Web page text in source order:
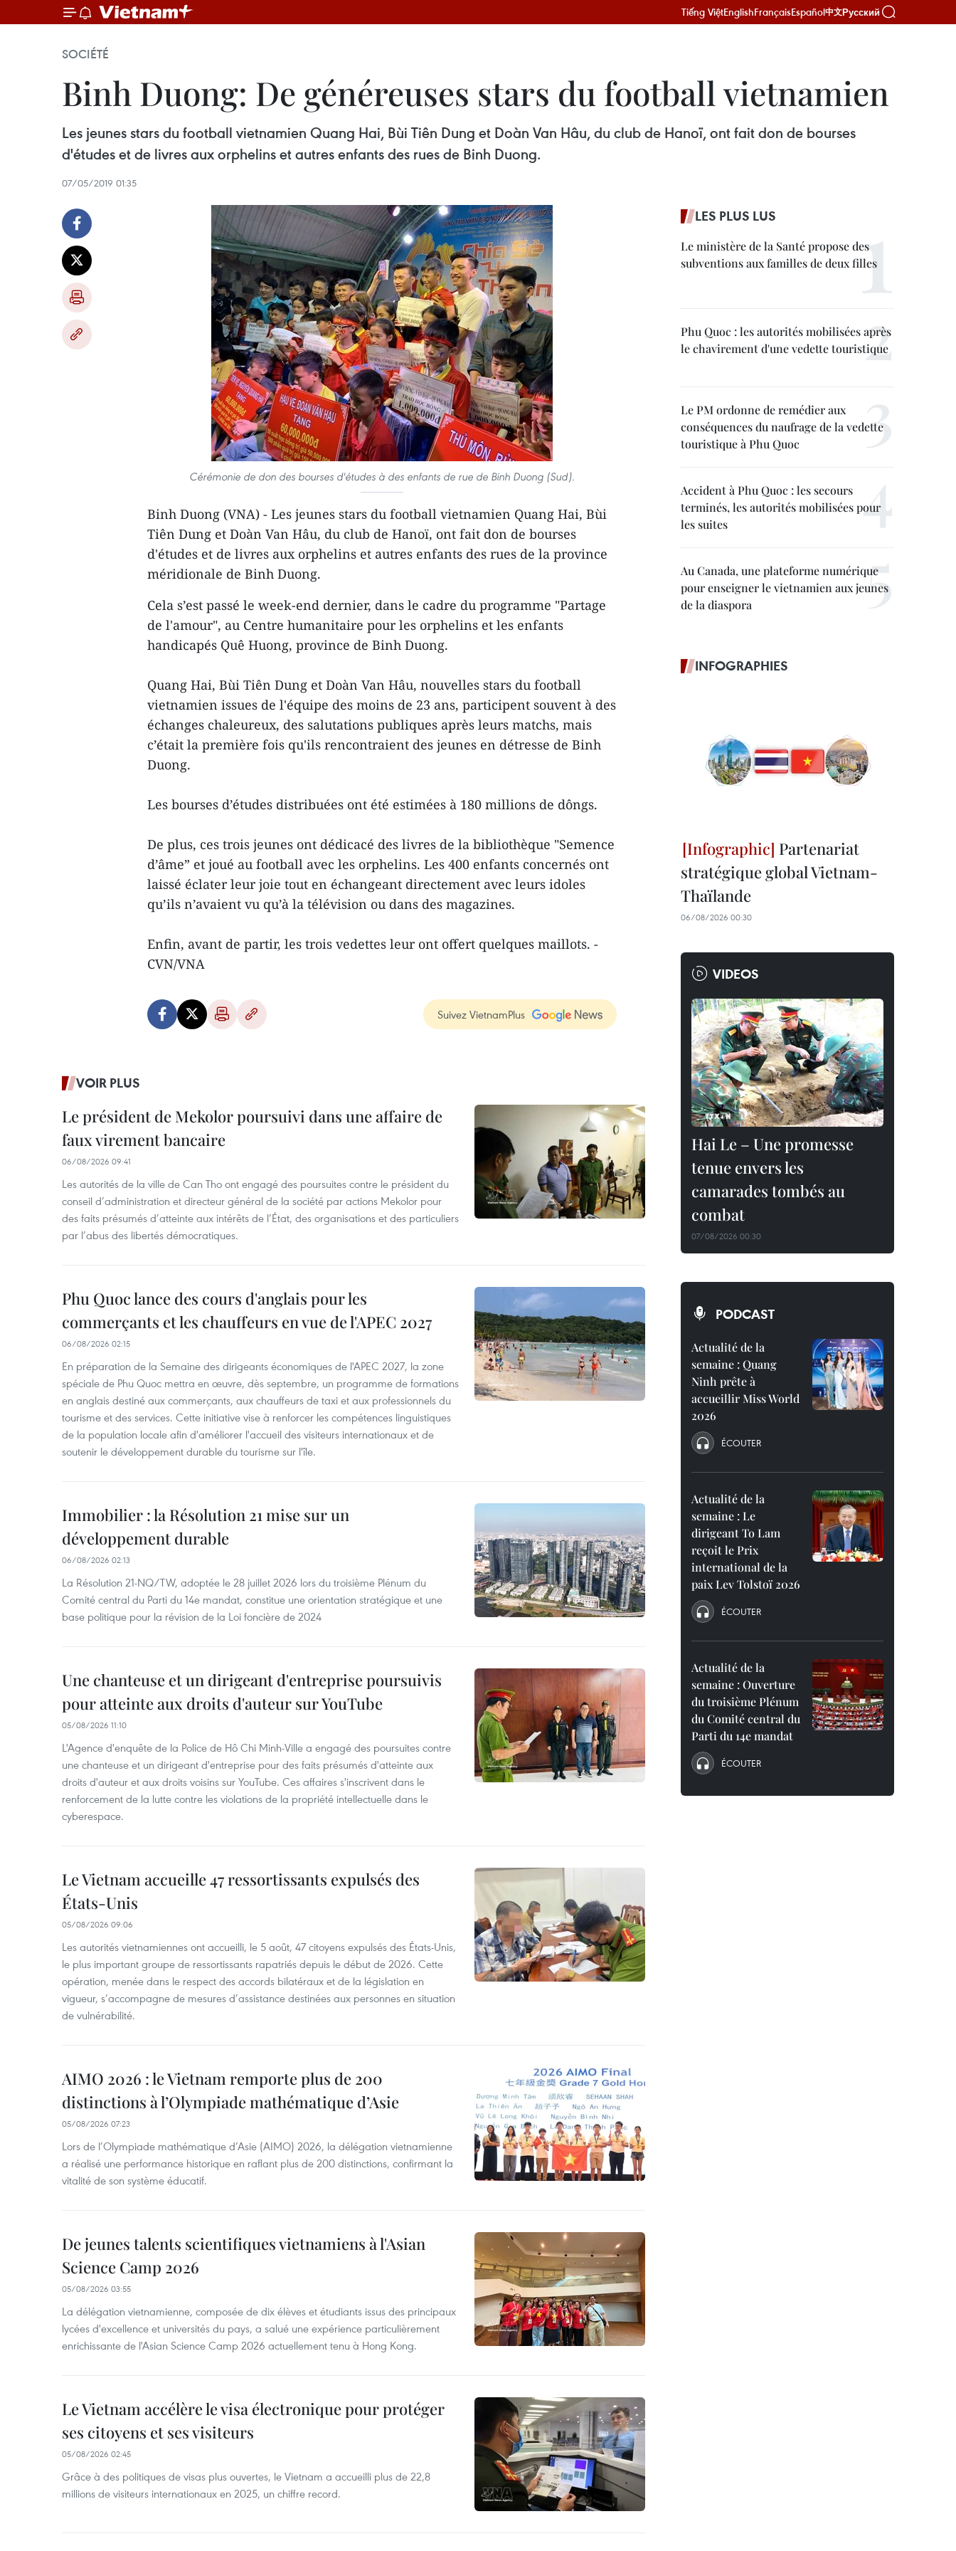
Tiếng ViệtEnglishFrançaisEspañol中文Русский
SOCIÉTÉ
Binh Duong: De généreuses stars du football vietnamien
Les jeunes stars du football vietnamien Quang Hai, Bùi Tiên Dung et Doàn Van Hâu, du club de Hanoï, ont fait don de bourses
d'études et de livres aux orphelins et autres enfants des rues de Binh Duong.
07/05/2019 01:35
Cérémonie de don des bourses d'études à des enfants de rue de Binh Duong (Sud).
Binh Duong (VNA) - Les jeunes stars du football vietnamien Quang Hai, Bùi
Tiên Dung et Doàn Van Hâu, du club de Hanoï, ont fait don de bourses
d'études et de livres aux orphelins et autres enfants des rues de la province
méridionale de Binh Duong.
Cela s’est passé le week-end dernier, dans le cadre du programme "Partage
de l'amour", au Centre humanitaire pour les orphelins et les enfants
handicapés Quê Huong, province de Binh Duong.
Quang Hai, Bùi Tiên Dung et Doàn Van Hâu, nouvelles stars du football
vietnamien issues de l'équipe des moins de 23 ans, participent souvent à des
échanges chaleureux, des salutations publiques après leurs matchs, mais
c’était la première fois qu'ils rencontraient des jeunes en détresse de Binh
Duong.
Les bourses d’études distribuées ont été estimées à 180 millions de dôngs.
De plus, ces trois jeunes ont dédicacé des livres de la bibliothèque "Semence
d’âme” et joué au football avec les orphelins. Les 400 enfants concernés ont
laissé éclater leur joie tout en échangeant directement avec leurs idoles
qu’ils n’avaient vu qu’à la télévision ou dans des magazines.
Enfin, avant de partir, les trois vedettes leur ont offert quelques maillots. -
CVN/VNA
Suivez VietnamPlus
VOIR PLUS
Le président de Mekolor poursuivi dans une affaire de
faux virement bancaire
06/08/2026 09:41
Les autorités de la ville de Can Tho ont engagé des poursuites contre le président du
conseil d’administration et directeur général de la société par actions Mekolor pour
des faits présumés d’atteinte aux intérêts de l’État, des organisations et des particuliers
par l’abus des libertés démocratiques.
Phu Quoc lance des cours d'anglais pour les
commerçants et les chauffeurs en vue de l'APEC 2027
06/08/2026 02:15
En préparation de la Semaine des dirigeants économiques de l'APEC 2027, la zone
spéciale de Phu Quoc mettra en œuvre, dès septembre, un programme de formations
en anglais destiné aux commerçants, aux chauffeurs de taxi et aux professionnels du
tourisme et des services. Cette initiative vise à renforcer les compétences linguistiques
de la population locale afin d'améliorer l'accueil des visiteurs internationaux et de
soutenir le développement durable du tourisme sur l'île.
Immobilier : la Résolution 21 mise sur un
développement durable
06/08/2026 02:13
La Résolution 21-NQ/TW, adoptée le 28 juillet 2026 lors du troisième Plénum du
Comité central du Parti du 14e mandat, constitue une orientation stratégique et une
base politique pour la révision de la Loi foncière de 2024
Une chanteuse et un dirigeant d'entreprise poursuivis
pour atteinte aux droits d'auteur sur YouTube
05/08/2026 11:10
L'Agence d'enquête de la Police de Hô Chi Minh-Ville a engagé des poursuites contre
une chanteuse et un dirigeant d'entreprise pour des faits présumés d'atteinte aux
droits d'auteur et aux droits voisins sur YouTube. Ces affaires s'inscrivent dans le
renforcement de la lutte contre les violations de la propriété intellectuelle dans le
cyberespace.
Le Vietnam accueille 47 ressortissants expulsés des
États-Unis
05/08/2026 09:06
Les autorités vietnamiennes ont accueilli, le 5 août, 47 citoyens expulsés des États-Unis,
le plus important groupe de ressortissants rapatriés depuis le début de 2026. Cette
opération, menée dans le respect des accords bilatéraux et de la législation en
vigueur, s’accompagne de mesures d’assistance destinées aux personnes en situation
de vulnérabilité.
AIMO 2026 : le Vietnam remporte plus de 200
distinctions à l’Olympiade mathématique d’Asie
05/08/2026 07:23
Lors de l’Olympiade mathématique d’Asie (AIMO) 2026, la délégation vietnamienne
a réalisé une performance historique en raflant plus de 200 distinctions, confirmant la
vitalité de son système éducatif.
De jeunes talents scientifiques vietnamiens à l'Asian
Science Camp 2026
05/08/2026 03:55
La délégation vietnamienne, composée de dix élèves et étudiants issus des principaux
lycées d'excellence et universités du pays, a salué une expérience particulièrement
enrichissante de l'Asian Science Camp 2026 actuellement tenu à Hong Kong.
Le Vietnam accélère le visa électronique pour protéger
ses citoyens et ses visiteurs
05/08/2026 02:45
Grâce à des politiques de visas plus ouvertes, le Vietnam a accueilli plus de 22,8
millions de visiteurs internationaux en 2025, un chiffre record.
LES PLUS LUS
Le ministère de la Santé propose des
subventions aux familles de deux filles
Phu Quoc : les autorités mobilisées après
le chavirement d'une vedette touristique
Le PM ordonne de remédier aux
conséquences du naufrage de la vedette
touristique à Phu Quoc
Accident à Phu Quoc : les secours
terminés, les autorités mobilisées pour
les suites
Au Canada, une plateforme numérique
pour enseigner le vietnamien aux jeunes
de la diaspora
INFOGRAPHIES
Partenariat
stratégique global Vietnam-
Thaïlande
06/08/2026 00:30
VIDEOS
Hai Le – Une promesse
tenue envers les
camarades tombés au
combat
07/08/2026 00:30
PODCAST
Actualité de la
semaine : Quang
Ninh prête à
accueillir Miss World
2026
ÉCOUTER
Actualité de la
semaine : Le
dirigeant To Lam
reçoit le Prix
international de la
paix Lev Tolstoï 2026
ÉCOUTER
Actualité de la
semaine : Ouverture
du troisième Plénum
du Comité central du
Parti du 14e mandat
ÉCOUTER